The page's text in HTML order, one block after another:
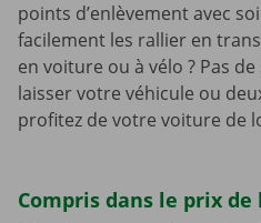
points d’enlèvement avec
facilement les rallier en
en voiture ou à vélo ? Pas
laisser votre véhicule ou
profitez de votre voiture de
Compris dans le prix